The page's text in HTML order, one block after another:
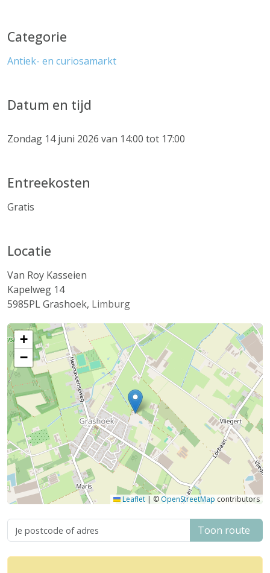
Categorie
Antiek- en curiosamarkt
Datum en tijd
Zondag 14 juni 2026 van 14:00 tot 17:00
Entreekosten
Gratis
Locatie
Van Roy Kasseien
Kapelweg 14
5985PLGrashoek, Limburg
+
−
Leaflet | © OpenStreetMap contributors
Toon route